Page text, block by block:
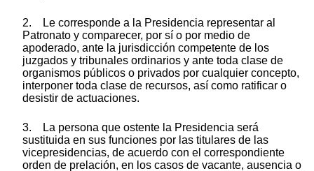
2. Le corresponde a la Presidencia representar al
Patronato y comparecer, por sí o por medio de
apoderado, ante la jurisdicción competente de los
juzgados y tribunales ordinarios y ante toda clase de
organismos públicos o privados por cualquier concepto,
interponer toda clase de recursos, así como ratificar o
desistir de actuaciones.
3. La persona que ostente la Presidencia será
sustituida en sus funciones por las titulares de las
vicepresidencias, de acuerdo con el correspondiente
orden de prelación, en los casos de vacante, ausencia o